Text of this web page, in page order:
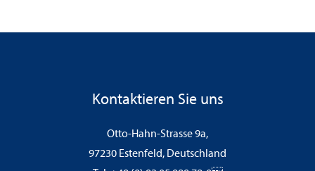
Kontaktieren Sie uns
Otto-Hahn-Strasse 9a,
97230 Estenfeld, Deutschland